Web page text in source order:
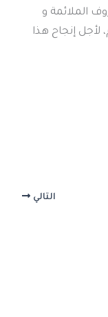
الملائمة و
لأجل إنجاح هذا
التالي